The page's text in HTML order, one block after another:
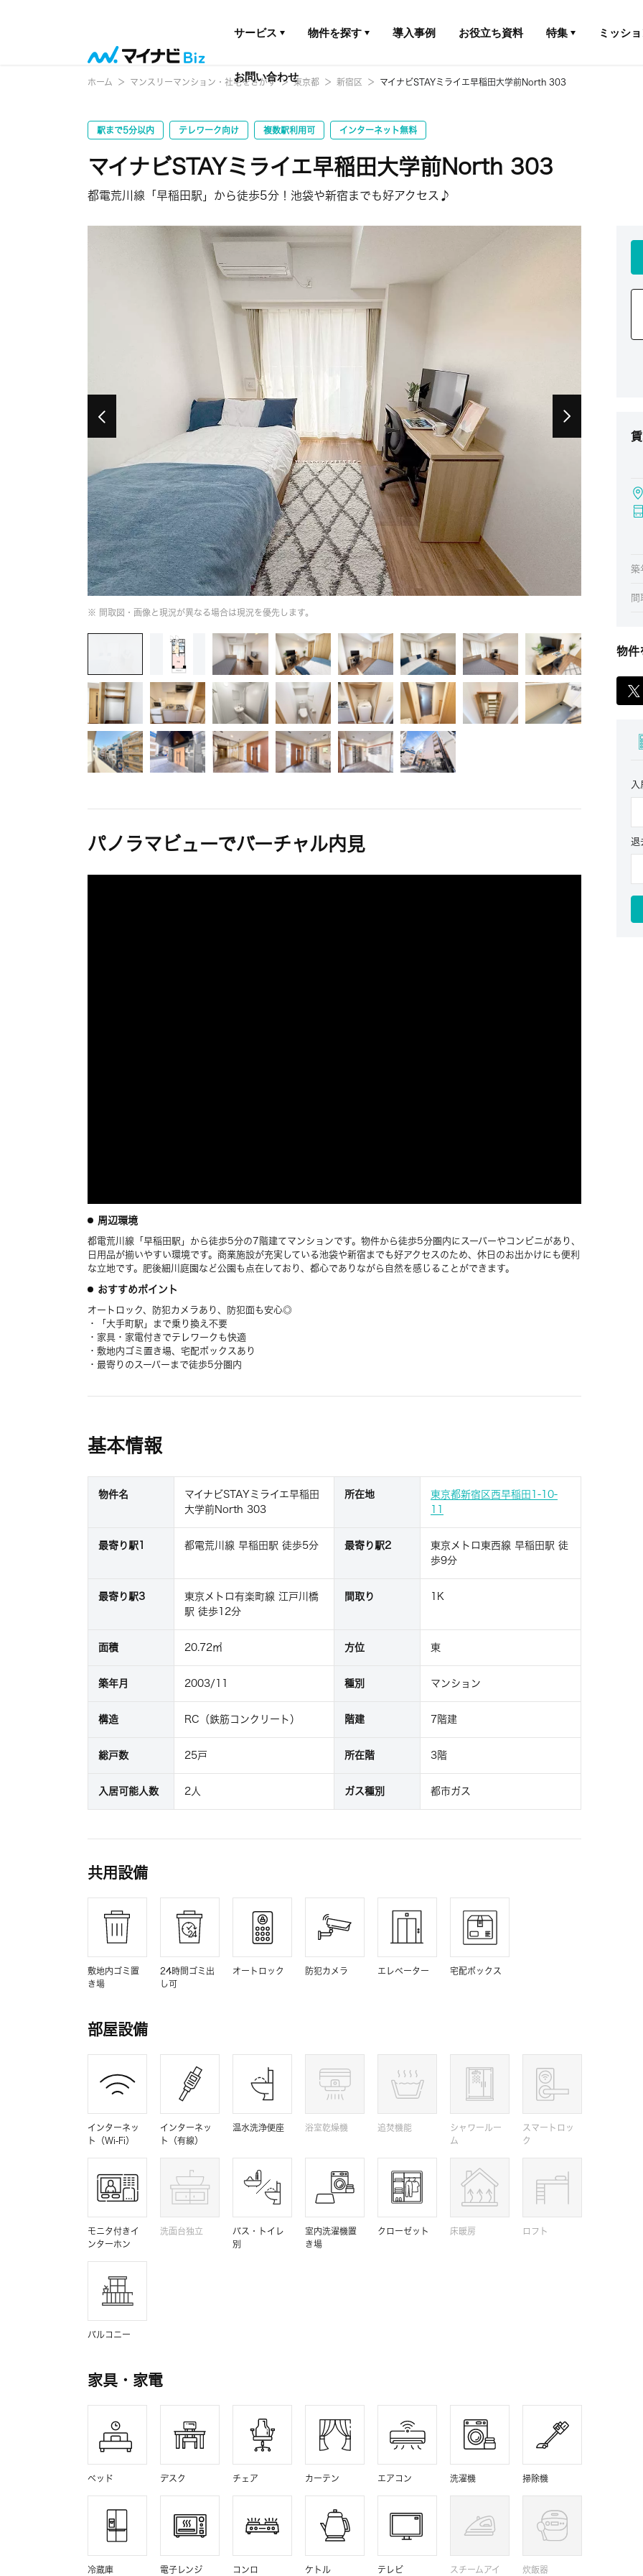
サービス 物件を探す 導入事例 お役立ち資料 特集 ミッシ
お問い合わせ
ホーム マンスリーマンション・社宅をさがす 東京都 新宿区 マイナビSTAYミライエ早稲田大学前North 303
駅まで5分以内 テレワーク向け 複数駅利用可 インターネット無料
マイナビSTAYミライエ早稲田大学前North 303
都電荒川線「早稲田駅」から徒歩5分！池袋や新宿までも好アクセス♪
※ 間取図・画像と現況が異なる場合は現況を優先します。
パノラマビューでバーチャル内見
周辺環境
都電荒川線「早稲田駅」から徒歩5分の7階建てマンションです。物件から徒歩5分圏内にスーパーやコンビニがあり、
日用品が揃いやすい環境です。商業施設が充実している池袋や新宿までも好アクセスのため、休日のお出かけにも便利
な立地です。肥後細川庭園など公園も点在しており、都心でありながら自然を感じることができます。
おすすめポイント
オートロック、防犯カメラあり、防犯面も安心◎
・「大手町駅」まで乗り換え不要
・家具・家電付きでテレワークも快適
・敷地内ゴミ置き場、宅配ボックスあり
・最寄りのスーパーまで徒歩5分圏内
基本情報
物件名
マイナビSTAYミライエ早稲田
大学前North 303
所在地
東京都新宿区西早稲田1-10-
最寄り駅1 都電荒川線 早稲田駅 徒歩5分 最寄り駅2
東京メトロ東西線 早稲田駅 徒
歩9分
最寄り駅3
東京メトロ有楽町線 江戸川橋
駅 徒歩12分
間取り 1K
面積 20.72㎡ 方位 東
築年月 2003/11 種別 マンション
構造 RC（鉄筋コンクリート） 階建 7階建
総戸数 25戸 所在階 3階
入居可能人数 2人 ガス種別 都市ガス
共用設備
敷地内ゴミ置
き場
24時間ゴミ出
し可
オートロック 防犯カメラ エレベーター 宅配ボックス
部屋設備
インターネッ
ト（Wi-Fi）
インターネッ
ト（有線）
温水洗浄便座 浴室乾燥機 追焚機能
シャワールー
ム
スマートロッ
ク
モニタ付きイ
ンターホン
洗面台独立
バス・トイレ
別
室内洗濯機置
き場
クローゼット 床暖房 ロフト
バルコニー
家具・家電
ベッド デスク チェア カーテン エアコン 洗濯機 掃除機
冷蔵庫 電子レンジ コンロ ケトル テレビ スチームアイ 炊飯器
築
間
物件
入
退